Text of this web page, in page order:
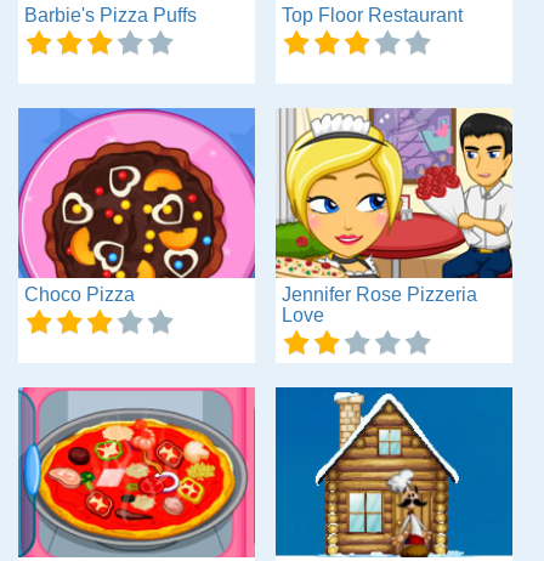
Barbie's Pizza Puffs Top Floor Restaurant
Choco Pizza
Jennifer Rose Pizzeria
Love